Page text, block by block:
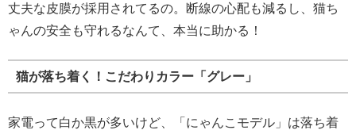
丈夫な皮膜が採用されてるの。断線の心配も減るし、猫ち
ゃんの安全も守れるなんて、本当に助かる！
猫が落ち着く！こだわりカラー「グレー」
家電って白か黒が多いけど、「にゃんこモデル」は落ち着